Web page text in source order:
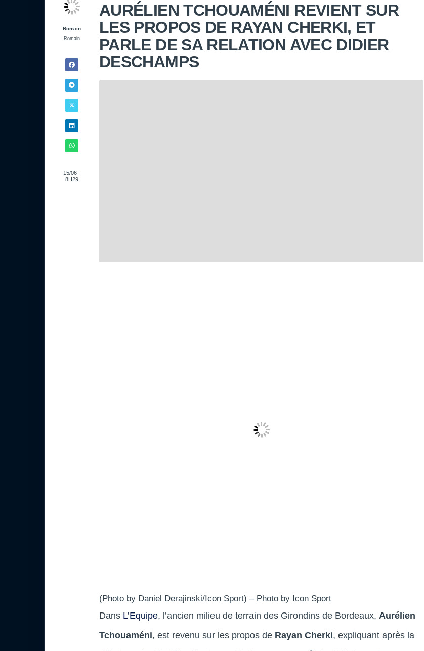
Romain
Romain
15/06 -
8H29
AURÉLIEN TCHOUAMÉNI REVIENT SUR
LES PROPOS DE RAYAN CHERKI, ET
PARLE DE SA RELATION AVEC DIDIER
DESCHAMPS
(Photo by Daniel Derajinski/Icon Sport) – Photo by Icon Sport
Dans L’Equipe, l’ancien milieu de terrain des Girondins de Bordeaux, Aurélien
Tchouaméni, est revenu sur les propos de Rayan Cherki, expliquant après la